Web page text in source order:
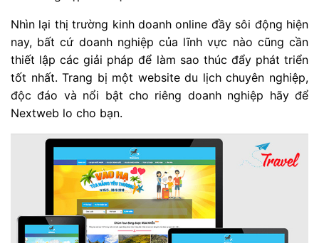
Nhìn lại thị trường kinh doanh online đầy sôi động hiện
nay, bất cứ doanh nghiệp của lĩnh vực nào cũng cần
thiết lập các giải pháp để làm sao thúc đẩy phát triển
tốt nhất. Trang bị một website du lịch chuyên nghiệp,
độc đáo và nổi bật cho riêng doanh nghiệp hãy để
Nextweb lo cho bạn.